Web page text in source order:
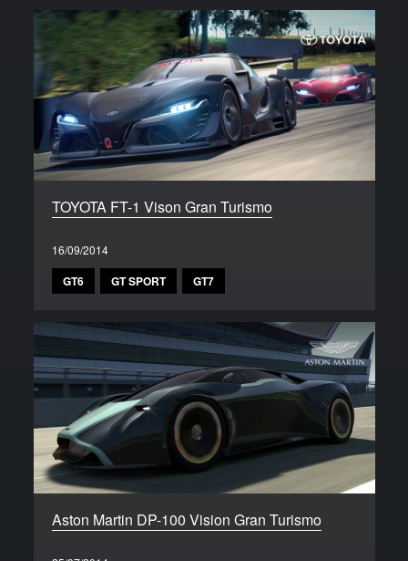
TOYOTA FT-1 Vison Gran Turismo
16/09/2014
GT6 GT SPORT GT7
Aston Martin DP-100 Vision Gran Turismo